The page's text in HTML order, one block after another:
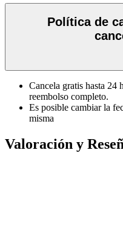
Política de
Cancela gratis hasta 24
reembolso completo.
Es posible cambiar la
misma
Valoración y